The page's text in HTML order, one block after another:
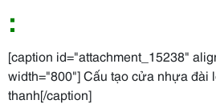
:
[caption id="attachment_15238"
width="800"] Cấu tạo cửa nhựa đài
thanh[/caption]